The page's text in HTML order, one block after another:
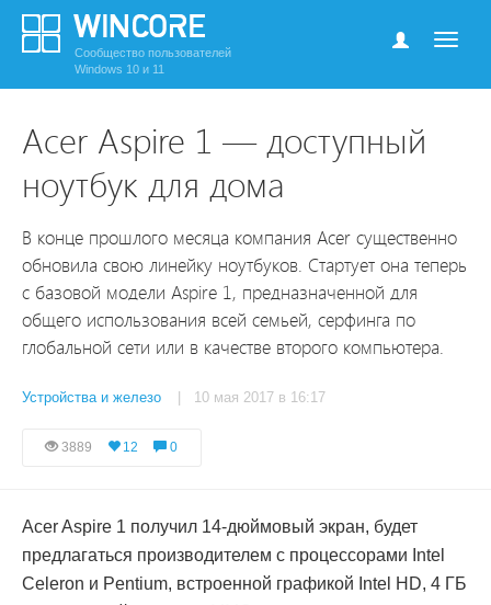
Сообщество пользователей
Windows 10 и 11
Acer Aspire 1 — доступный
ноутбук для дома
В конце прошлого месяца компания Acer существенно
обновила свою линейку ноутбуков. Стартует она теперь
с базовой модели Aspire 1, предназначенной для
общего использования всей семьей, серфинга по
глобальной сети или в качестве второго компьютера.
Устройства и железо | 10 мая 2017 в 16:17
3889 12 0
Acer Aspire 1 получил 14-дюймовый экран, будет
предлагаться производителем с процессорами Intel
Celeron и Pentium, встроенной графикой Intel HD, 4 ГБ